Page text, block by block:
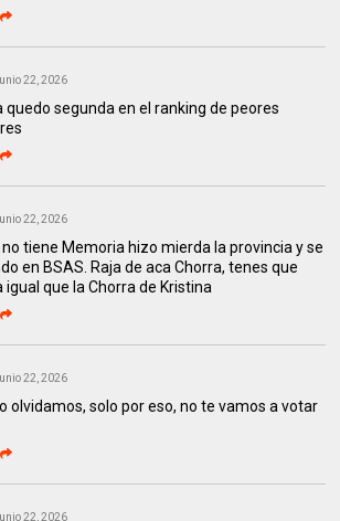
22, 2026
quedo segunda en el ranking de peores
22, 2026
no tiene Memoria hizo mierda la provincia y se
en BSAS. Raja de aca Chorra, tenes que
igual que la Chorra de Kristina
22, 2026
olvidamos, solo por eso, no te vamos a votar
22, 2026